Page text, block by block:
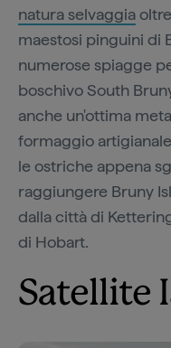
natura selvaggia
maestosi pinguini di
numerose spiagge
boschivo South
anche un'ottima
formaggio
le ostriche appena
raggiungere Bruny
dalla città di
di Hobart.
Satellite